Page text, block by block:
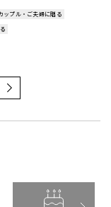
ップル・ご夫婦に贈る